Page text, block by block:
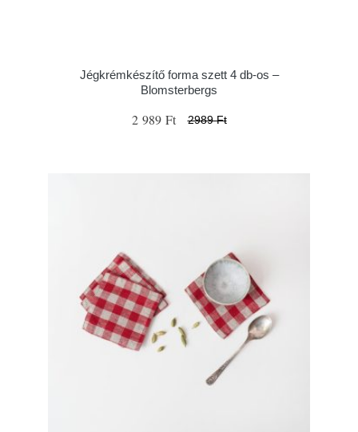
Jégkrémkészítő forma szett 4 db-os –
Blomsterbergs
2 989 Ft 2989 Ft